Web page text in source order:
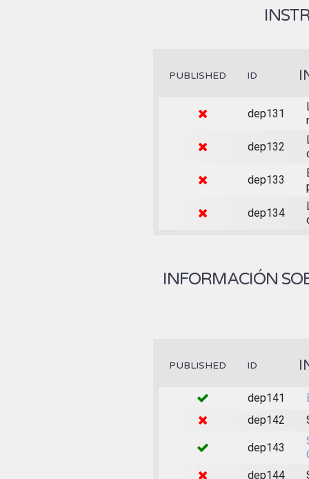
PUBLISHED ID
dep131
dep132
dep133
dep134
INFORMACIÓN
PUBLISHED ID
dep141
dep142
dep143
dep144